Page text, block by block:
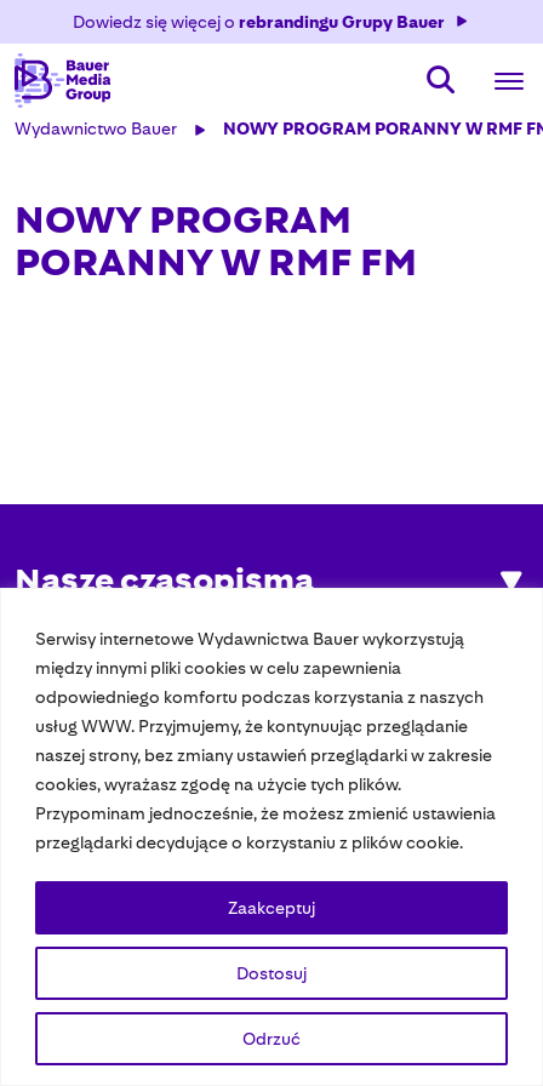
Serwisy internetowe Wydawnictwa Bauer wykorzystują
między innymi pliki cookies w celu zapewnienia
odpowiedniego komfortu podczas korzystania z naszych
usług WWW. Przyjmujemy, że kontynuując przeglądanie
naszej strony, bez zmiany ustawień przeglądarki w zakresie
cookies, wyrażasz zgodę na użycie tych plików.
Przypominam jednocześnie, że możesz zmienić ustawienia
przeglądarki decydujące o korzystaniu z plików cookie.
Dostosuj
Odrzuć
Zaakceptuj
Dowiedz się więcej o rebrandingu Grupy Bauer
Wydawnictwo Bauer NOWY PROGRAM PORANNY W RMF
NOWY PROGRAM
PORANNY W RMF FM
Nasze czasopisma
Nasze strony
© 2023 Bauer Media Group, All Rights Reserved.
Polityka prywatności
Dane osobowe Wydawca EMFA